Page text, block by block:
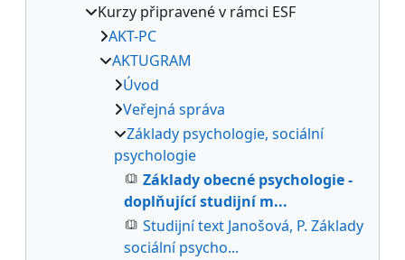
Kurzy připravené v rámci ESF
AKT-PC
AKTUGRAM
Úvod
Veřejná správa
Základy psychologie, sociální
psychologie
Základy obecné psychologie -
doplňující studijní m...
Studijní text Janošová, P. Základy
sociální psycho...